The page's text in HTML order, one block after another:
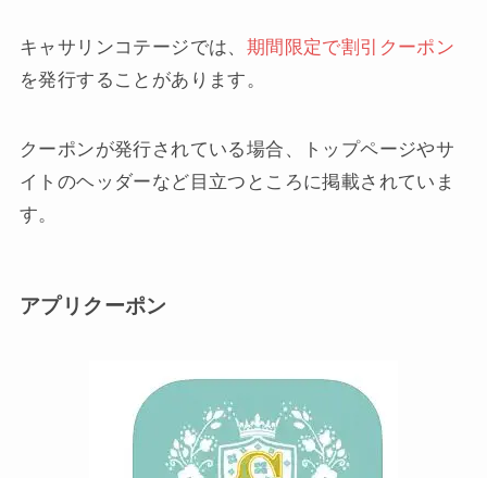
キャサリンコテージでは、 期間限定で割引クーポン
を発行することがあります。
クーポンが発行されている場合、トップページやサ
イトのヘッダーなど目立つところに掲載されていま
す。
アプリクーポン